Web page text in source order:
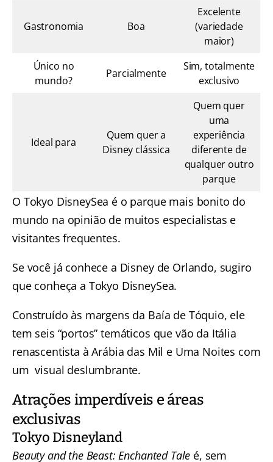
Gastronomia Boa
Excelente
(variedade
maior)
Único no
mundo?
Parcialmente
Sim, totalmente
exclusivo
Ideal para
Quem quer a
Disney clássica
Quem quer
uma
experiência
diferente de
qualquer outro
parque
O Tokyo DisneySea é o parque mais bonito do
mundo na opinião de muitos especialistas e
visitantes frequentes.
Se você já conhece a Disney de Orlando, sugiro
que conheça a Tokyo DisneySea.
Construído às margens da Baía de Tóquio, ele
tem seis “portos” temáticos que vão da Itália
renascentista à Arábia das Mil e Uma Noites com
um visual deslumbrante.
Atrações imperdíveis e áreas
exclusivas
Tokyo Disneyland
Beauty and the Beast: Enchanted Tale é, sem